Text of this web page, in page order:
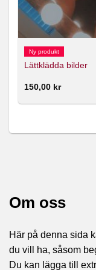
Ny produkt
Lättklädda bilder
150,00 kr
Om oss
Här på denna sida
du vill ha, såsom
Du kan lägga till